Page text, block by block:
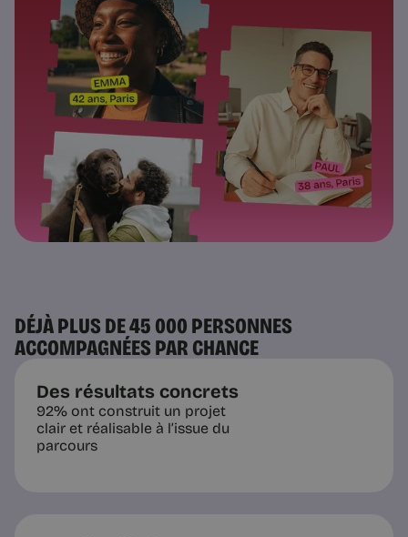
DÉJÀ PLUS DE 45 000 PERSONNES
ACCOMPAGNÉES PAR CHANCE
Des résultats concrets
92% ont construit un projet
clair et réalisable à l’issue du
parcours